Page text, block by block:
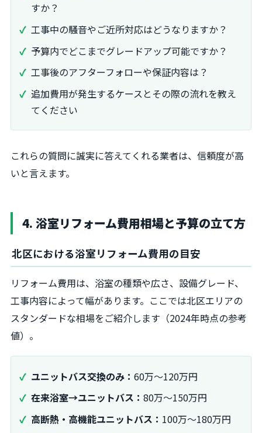
すか？
工事中の騒音やご近所対応はどうなりますか？
予算内でどこまでグレードアップ可能ですか？
工事後のアフターフォローや保証内容は？
追加費用が発生するケースとその際の流れを教え
てください
これらの質問に誠実に答えてくれる業者は、信頼度が高
いと言えます。
4. 浴室リフォーム費用相場と予算の立て方
北区における浴室リフォーム費用の目安
リフォーム費用は、浴室の種類や広さ、設備グレード、
工事内容によって幅があります。ここでは北区エリアの
スタンダードな相場をご紹介します（2024年時点の参考
値）。
ユニットバス交換のみ： 60万～120万円
在来浴室→ユニットバス： 80万～150万円
高断熱・高機能ユニットバス： 100万～180万円